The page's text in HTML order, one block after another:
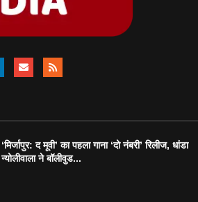
‘मिर्जापुर: द मूवी’ का पहला गाना ‘दो नंबरी’ रिलीज, धांडा
न्योलीवाला ने बॉलीवुड...